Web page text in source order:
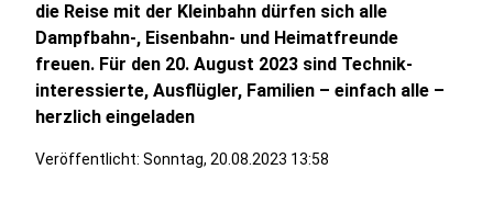
die Reise mit der Kleinbahn dürfen sich alle
Dampfbahn-, Eisenbahn- und Heimatfreunde
freuen. Für den 20. August 2023 sind Technik-
interessierte, Ausflügler, Familien – einfach alle –
herzlich eingeladen
Veröffentlicht: Sonntag, 20.08.2023 13:58